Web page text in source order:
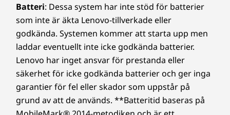
Upplev kristallklara videosamtal och förbättrad
ljudkvalitet med Lenovo Smart Meeting. Vår 5
MP-webbkamera, som drivs av AI-algoritmer,
garanterar att du alltid kommer att visa dig
från din bästa sida på skärmen. Inget mer
bakgrundsbrus som stör dina möten tack vare
vår funktion för smart brusreducering som
fångar upp huvudhögtalarens röst medan den
filtrerar bort röster och brus från bakgrunden.
Övrig information
Säkerhet
Ansiktsigenkänningsinloggning (kräver IR-kamera)
Förinstallerad programvara
Lenovo Vantage
McAfee®LiveSafe™ testversion
Batteri: Dessa system har inte stöd för batterier
som inte är äkta Lenovo-tillverkade eller
godkända. Systemen kommer att starta upp men
laddar eventuellt inte icke godkända batterier.
Lenovo har inget ansvar för prestanda eller
säkerhet för icke godkända batterier och ger inga
garantier för fel eller skador som uppstår på
grund av att de används. **Batteritid baseras på